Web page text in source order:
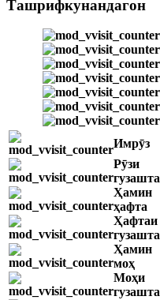
Ташрифкунандагон
Имрӯз
Рӯзи
гузашта
Ҳамин
ҳафта
Ҳафтаи
гузашта
Ҳамин
моҳ
Моҳи
гузашта